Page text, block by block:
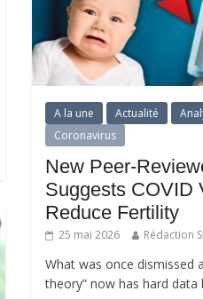
A la une Actualité
Coronavirus
New Peer-
Suggests COVID
Reduce Fertility
25 mai 2026 Rédaction
What was once dismissed
theory” now has hard data